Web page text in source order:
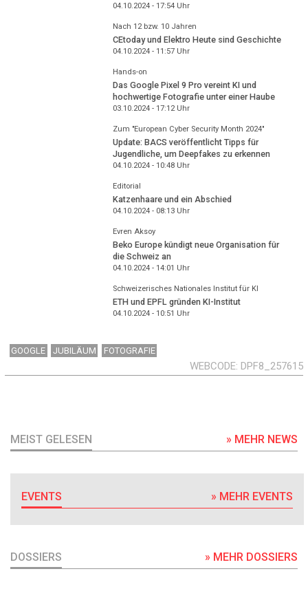
04.10.2024 - 17:54Uhr
Nach 12 bzw. 10 Jahren
CEtoday und Elektro Heute sind Geschichte
04.10.2024 - 11:57Uhr
Hands-on
Das Google Pixel 9 Pro vereint KI und
hochwertige Fotografie unter einer Haube
03.10.2024 - 17:12Uhr
Zum "European Cyber Security Month 2024"
Update: BACS veröffentlicht Tipps für
Jugendliche, um Deepfakes zu erkennen
04.10.2024 - 10:48Uhr
Editorial
Katzenhaare und ein Abschied
04.10.2024 - 08:13Uhr
Evren Aksoy
Beko Europe kündigt neue Organisation für
die Schweiz an
04.10.2024 - 14:01 Uhr
Schweizerisches Nationales Institut für KI
ETH und EPFL gründen KI-Institut
04.10.2024 - 10:51 Uhr
GOOGLE JUBILÄUM FOTOGRAFIE
WEBCODE DPF8_257615
MEIST GELESEN » MEHR NEWS
EVENTS » MEHR EVENTS
DOSSIERS » MEHR DOSSIERS